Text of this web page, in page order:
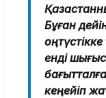
Бұған
енді
кеңейіп